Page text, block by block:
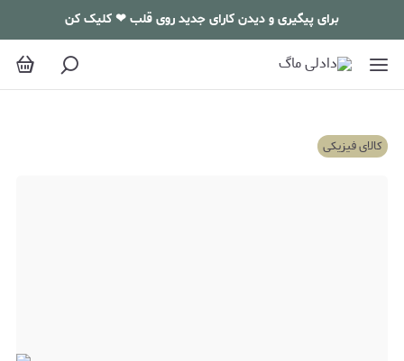
برای پیگیری و دیدن کارای جدید روی قلب ❤ کلیک کن
کالای فیزیکی